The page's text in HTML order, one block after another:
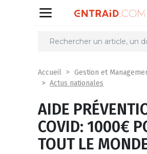
Partager
Accueil
Gestion et
Actus nationales
AIDE
COVID: 1000€
TOUT LE